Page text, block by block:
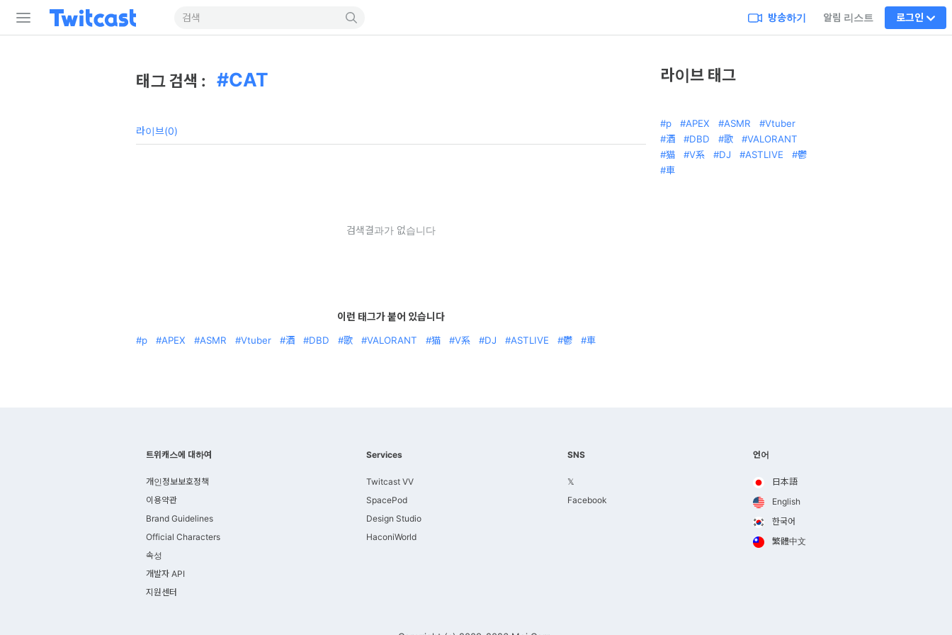
방송하기 알림 리스트 로그인
태그 검색 : CAT
라이브(0)
검색결과가 없습니다
이런 태그가 붙어 있습니다
p APEX ASMR Vtuber 酒 DBD 歌 VALORANT 猫 V系 DJ ASTLIVE 鬱 車
라이브 태그
p APEX ASMR
Vtuber
酒
DBD 歌
VALORANT
猫
V系 DJ ASTLIVE
鬱
車
트위캐스에 대하여
개인정보보호정책
이용약관
Brand Guidelines
Official Characters
속성
개발자 API
지원센터
Services
Twitcast VV
SpacePod
Design Studio
HaconiWorld
SNS
𝕏
Facebook
언어
日本語
English
한국어
繁體中文